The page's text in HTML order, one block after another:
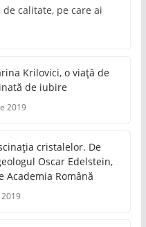
calitate, pe care ai
Krilovici, o viață de
de iubire
2019
cristalelor. De
Oscar Edelstein,
Academia Română